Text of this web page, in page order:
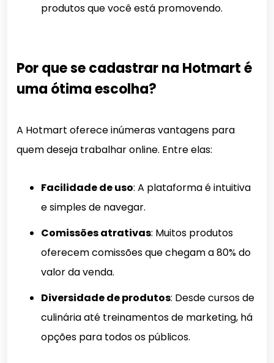
produtos que você está promovendo.
Por que se cadastrar na Hotmart é
uma ótima escolha?
A Hotmart oferece inúmeras vantagens para
quem deseja trabalhar online. Entre elas:
Facilidade de uso: A plataforma é intuitiva
e simples de navegar.
Comissões atrativas: Muitos produtos
oferecem comissões que chegam a 80% do
valor da venda.
Diversidade de produtos: Desde cursos de
culinária até treinamentos de marketing, há
opções para todos os públicos.